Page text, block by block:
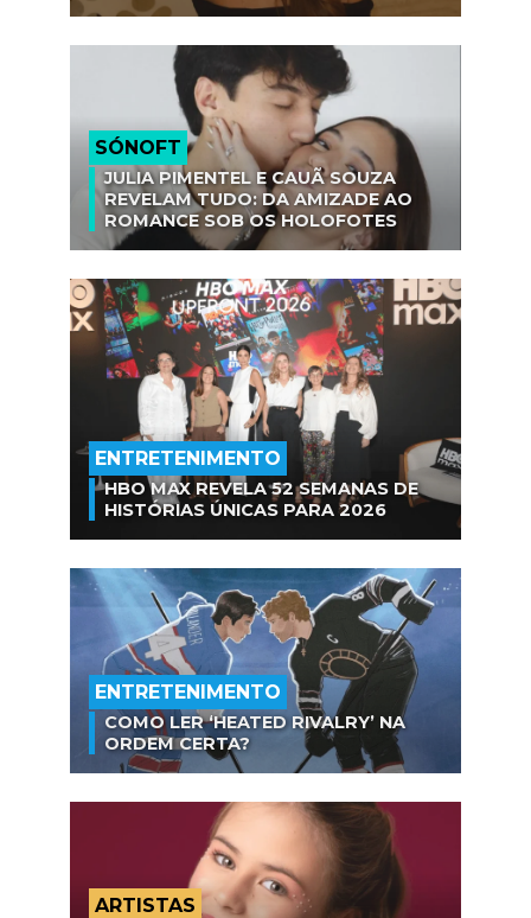
SÓNOFT
JULIA PIMENTEL E CAUÃ SOUZA
REVELAM TUDO: DA AMIZADE AO
ROMANCE SOB OS HOLOFOTES
ENTRETENIMENTO
HBO MAX REVELA 52 SEMANAS DE
HISTÓRIAS ÚNICAS PARA 2026
ENTRETENIMENTO
COMO LER ‘HEATED RIVALRY’ NA
ORDEM CERTA?
ARTISTAS